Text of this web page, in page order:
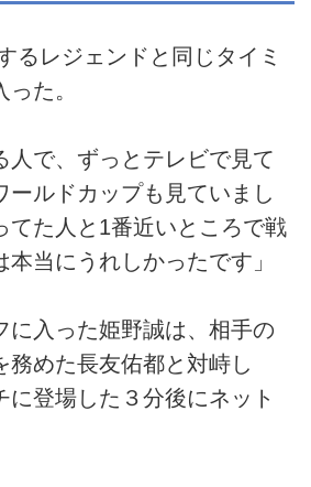
るレジェンドと同じタイミ
た。
人で、ずっとテレビで見て
ールドカップも見ていまし
てた人と1番近いところで戦
本当にうれしかったです」
入った姫野誠は、相手の
務めた長友佑都と対峙し
に登場した３分後にネット